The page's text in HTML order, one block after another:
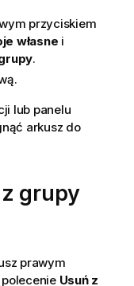
przyciskiem
własne i
.
lub panelu
arkusz do
grupy
prawym
Usuń z